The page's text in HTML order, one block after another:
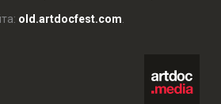
old.artdocfest.com